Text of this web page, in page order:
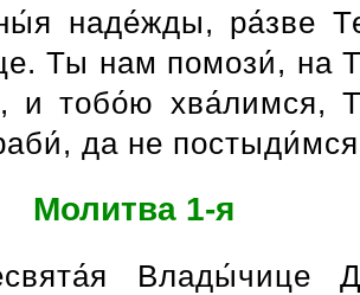
наде́жды, ра́зве
Ты нам помози́, на
и тобо́ю хва́лимся,
да не
Молитва 1-я
Влады́чице